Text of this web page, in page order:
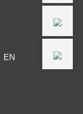
EN